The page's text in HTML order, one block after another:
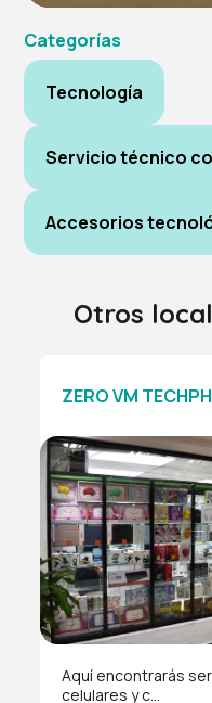
Categorías
Tecnología
Servicio técnico
Accesorios
Otros
ZERO VM
Aquí encontrarás
celulares y c...